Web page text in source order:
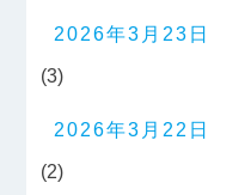
2026年3月23日
(3)
2026年3月22日
(2)